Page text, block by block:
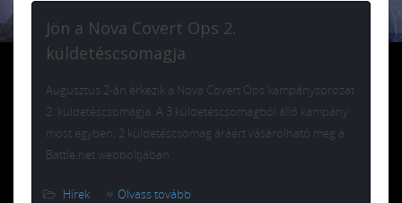
Jön a Nova Covert Ops 2.
küldetéscsomagja
Augusztus 2-án érkezik a Nova Covert Ops kampánysorozat
2. küldetéscsomagja. A 3 küldetéscsomagból álló kampány
most egyben, 2 küldetéscsomag áráért vásárolható meg a
Battle.net webboltjában.
Hírek Olvass tovább